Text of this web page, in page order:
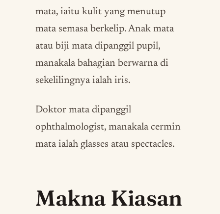
mata, iaitu kulit yang menutup
mata semasa berkelip. Anak mata
atau biji mata dipanggil pupil,
manakala bahagian berwarna di
sekelilingnya ialah iris.
Doktor mata dipanggil
ophthalmologist, manakala cermin
mata ialah glasses atau spectacles.
Makna Kiasan